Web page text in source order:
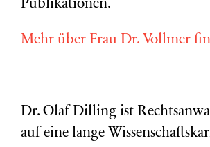
Publikationen.
Mehr über Frau Dr. Vollmer
Dr. Olaf Dilling ist
auf eine lange